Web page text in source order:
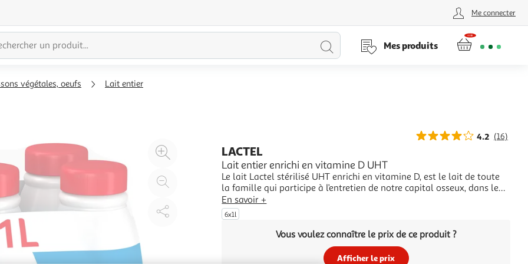
Me connecter
Lancer
Mes produits
végétales, oeufs Lait entier
Agrandir
l'illustration
l'illustration
Partager
4.2 (16)
LACTEL
Lait entier enrichi en vitamine D UHT
Le lait Lactel stérilisé UHT enrichi en vitamine D, est le lait de toute
la famille qui participe à l’entretien de notre capital osseux, dans le
cadre d'une alimentation équilibrée : la vitamine D contenue dans le
lait LACTEL aide le calcium à bien se fixer sur les os, pour des os
solides.
En savoir +
6x1l
Vous voulez connaître le prix de ce produit ?
Afficher le prix